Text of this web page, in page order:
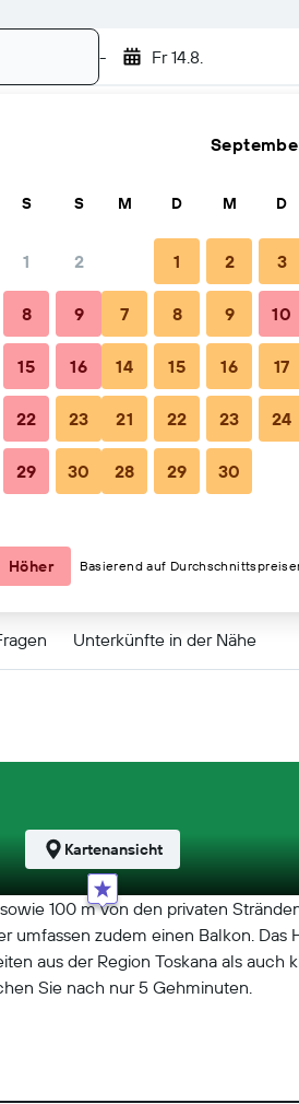
- Fr 14.8.
pro Nacht
54 €
120 €
Unterkünfte in der Nähe
100 m von den privaten
umfassen zudem einen Balkon.
aus der Region Toskana als auch
Sie nach nur 5 Gehminuten.
Kartenansicht
S S
1 2
8 9
15 16
22 23
29 30
M D M D
1 2 3
7 8 9 10
14 15 16 17
21 22 23 24
28 29 30
Höher Basierend auf